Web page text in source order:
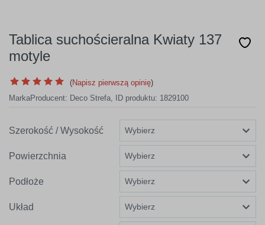
Tablica suchościeralna Kwiaty 137
motyle
(Napisz pierwszą opinię)
MarkaProducent: Deco Strefa, ID produktu: 1829100
Szerokość / Wysokość
Powierzchnia
Podłoże
Układ